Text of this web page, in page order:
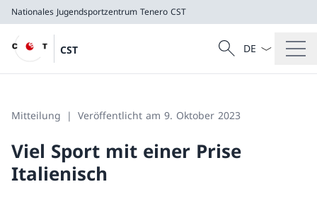
Nationales Jugendsportzentrum Tenero CST
CST
CST
Suche
Suche
Sprach
Mitteilung Veröffentlicht am 9. Oktober 2023
Viel Sport mit einer Prise
Italienisch